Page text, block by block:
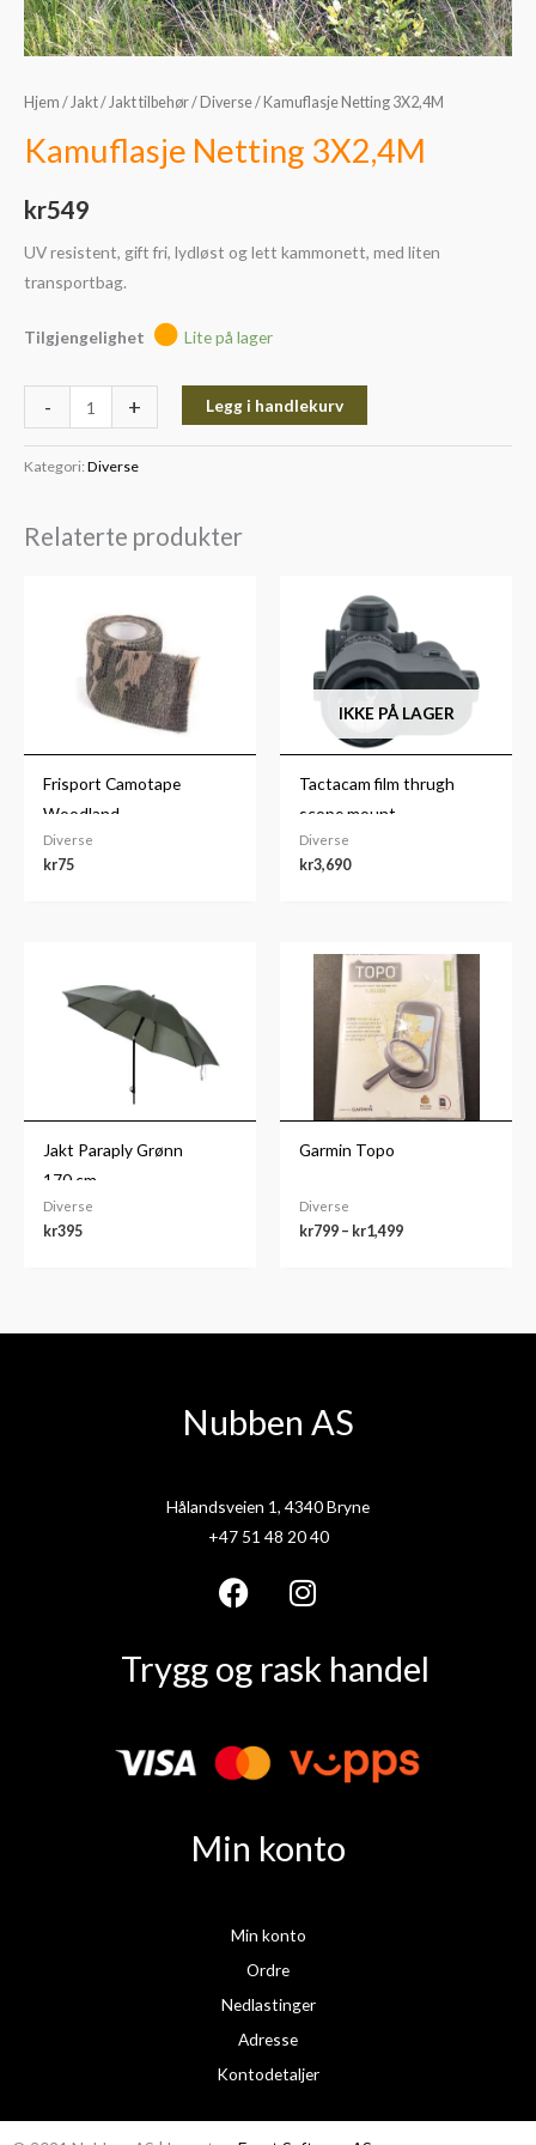
Hjem /Jakt/Jakt tilbehør/ Diverse/ Kamuflasje Netting 3X2,4M
Kamuflasje Netting 3X2,4M
kr549
UV resistent, gift fri, lydløst og lett kammonett, med liten
transportbag.
Tilgjengelighet Lite på lager
- + Legg i handlekurv
Kategori: Diverse
Relaterte produkter
Frisport Camotape
Woodland
Diverse
kr75
IKKE PÅ LAGER
Tactacam film thrugh
scope mount
Diverse
kr3,690
Jakt Paraply Grønn
170.cm
Diverse
kr395
Garmin Topo
Diverse
kr799 – kr1,499
Prisområde:
kr1,499
Nubben AS
Hålandsveien 1, 4340 Bryne
+47 51 48 20 40
F
c
b
o
I
n
s
g
m
Trygg og rask handel
Min konto
Min konto
Ordre
Nedlastinger
Adresse
Kontodetaljer